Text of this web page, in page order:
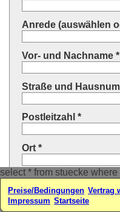
select * from stuecke
Anrede (auswählen
Vor- und Nachname *
Straße und
Postleitzahl *
Ort *
Land * (auswählen
Ihre E-Mail-Adresse*
Preise/Bedingungen Vertrag
Impressum Startseite